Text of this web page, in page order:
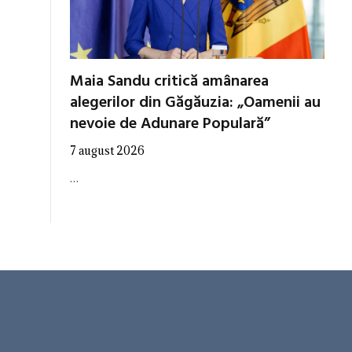
Maia Sandu critică amânarea
alegerilor din Găgăuzia: „Oamenii au
nevoie de Adunare Populară”
7 august 2026
…